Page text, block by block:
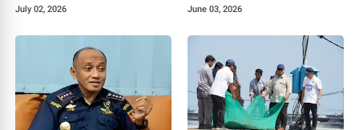
The Spot, Sosialisasikan
July 02, 2026
Sekolah dengan Mudah
June 03, 2026